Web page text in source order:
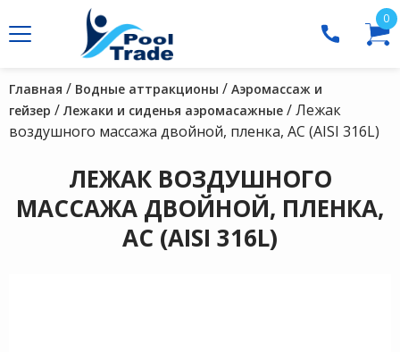
0
Главная / Водные аттракционы / Аэромассаж и
гейзер /Лежаки и сиденья аэромасажные / Лежак
воздушного массажа двойной, пленка, АС (AISI 316L)
ЛЕЖАК ВОЗДУШНОГО
МАССАЖА ДВОЙНОЙ, ПЛЕНКА,
АС (AISI 316L)